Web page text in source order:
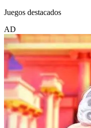
Juegos destacados
AD